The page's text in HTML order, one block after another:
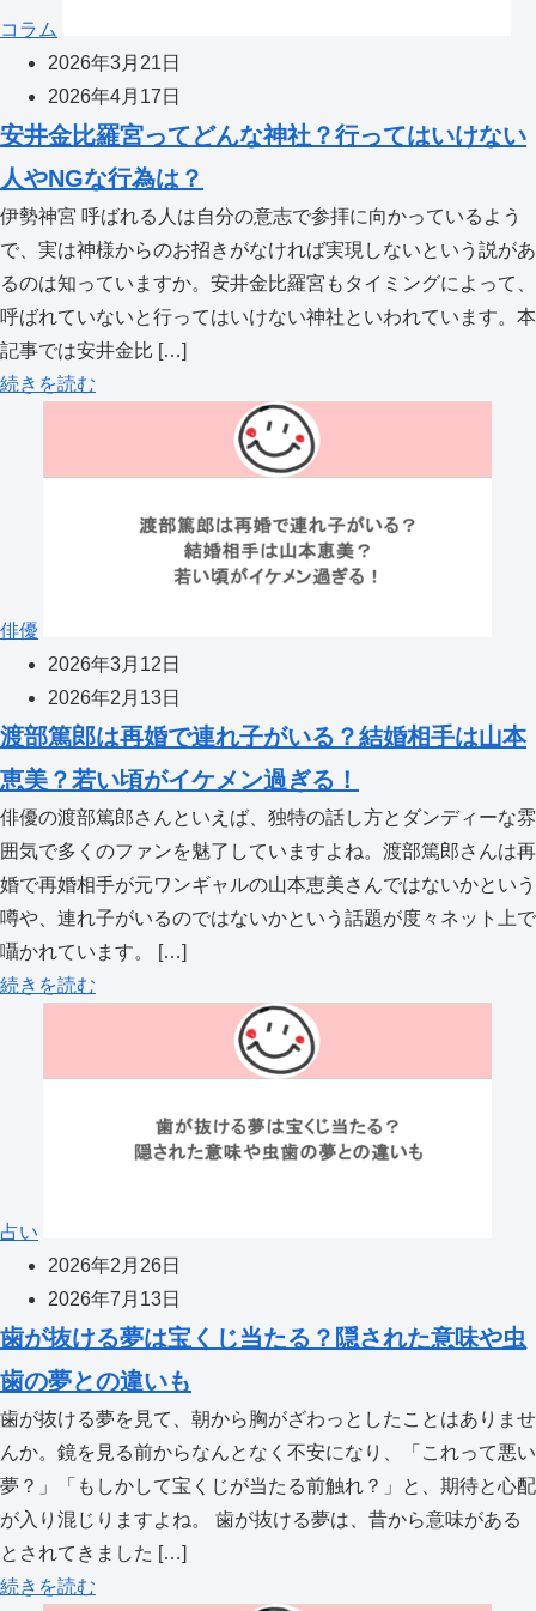
コラム
2026年3月21日
2026年4月17日
安井金比羅宮ってどんな神社？行ってはいけない
人やNGな行為は？
伊勢神宮 呼ばれる人は自分の意志で参拝に向かっているよう
で、実は神様からのお招きがなければ実現しないという説があ
るのは知っていますか。安井金比羅宮もタイミングによって、
呼ばれていないと行ってはいけない神社といわれています。本
記事では安井金比 […]
続きを読む
俳優
2026年3月12日
2026年2月13日
渡部篤郎は再婚で連れ子がいる？結婚相手は山本
恵美？若い頃がイケメン過ぎる！
俳優の渡部篤郎さんといえば、独特の話し方とダンディーな雰
囲気で多くのファンを魅了していますよね。渡部篤郎さんは再
婚で再婚相手が元ワンギャルの山本恵美さんではないかという
噂や、連れ子がいるのではないかという話題が度々ネット上で
囁かれています。 […]
続きを読む
占い
2026年2月26日
2026年7月13日
歯が抜ける夢は宝くじ当たる？隠された意味や虫
歯の夢との違いも
歯が抜ける夢を見て、朝から胸がざわっとしたことはありませ
んか。鏡を見る前からなんとなく不安になり、「これって悪い
夢？」「もしかして宝くじが当たる前触れ？」と、期待と心配
が入り混じりますよね。 歯が抜ける夢は、昔から意味がある
とされてきました […]
続きを読む